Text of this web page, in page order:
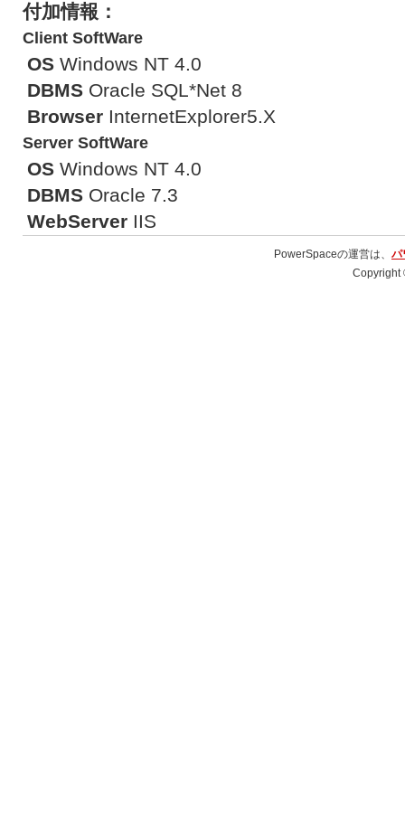
付加情報：
Client SoftWare
OS Windows NT 4.0
DBMS Oracle SQL*Net 8
Browser InternetExplorer5.X
Server SoftWare
OS Windows NT 4.0
DBMS Oracle 7.3
WebServer IIS
PowerSpaceの運営は、 パ
Copyright